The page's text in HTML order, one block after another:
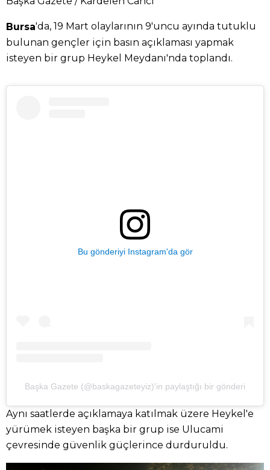
Bursa'da, 19 Mart olaylarının 9'uncu ayında tutuklu
bulunan gençler için basın açıklaması yapmak
isteyen bir grup Heykel Meydanı'nda toplandı.
Bu gönderiyi Instagram'da gör
Başka Gazete (@baskagazeteyiz)'in paylaştığı bir gönderi
Aynı saatlerde açıklamaya katılmak üzere Heykel'e
yürümek isteyen başka bir grup ise Ulucami
çevresinde güvenlik güçlerince durduruldu.